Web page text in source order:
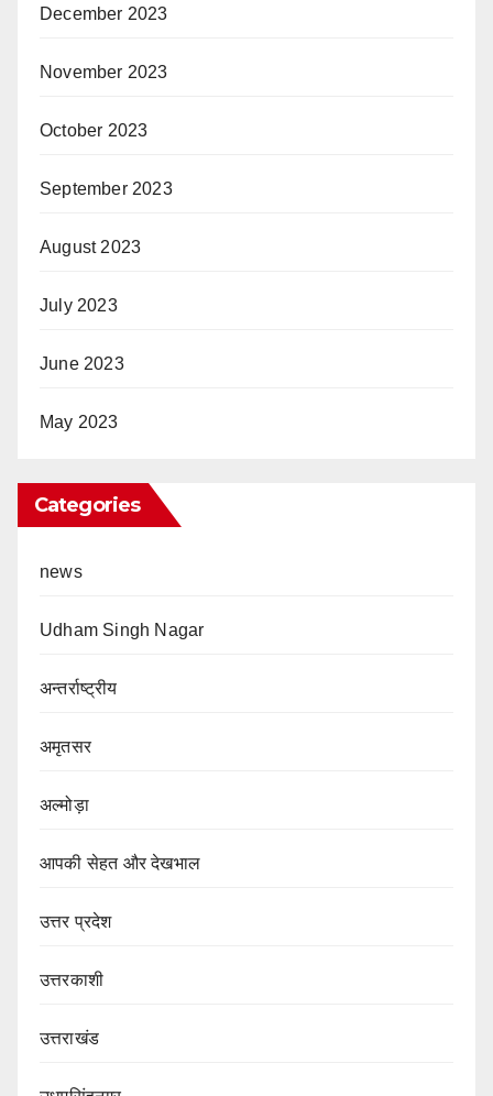
December 2023
November 2023
October 2023
September 2023
August 2023
July 2023
June 2023
May 2023
Categories
news
Udham Singh Nagar
अन्तर्राष्ट्रीय
अमृतसर
अल्मोड़ा
आपकी सेहत और देखभाल
उत्तर प्रदेश
उत्तरकाशी
उत्तराखंड